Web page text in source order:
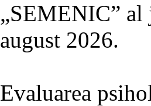
„SEMENIC” al
august 2026.
Evaluarea